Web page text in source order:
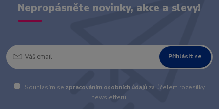
Nepropásněte novinky, akce a slevy!
Přihlásit se
Souhlasím se zpracováním osobních údajů za účelem rozesílky
newsletteru.